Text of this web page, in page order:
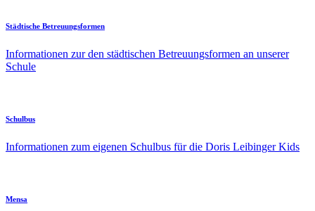
Städtische Betreuungsformen
Informationen zur den städtischen Betreuungsformen an unserer
Schule
Schulbus
Informationen zum eigenen Schulbus für die Doris Leibinger Kids
Mensa